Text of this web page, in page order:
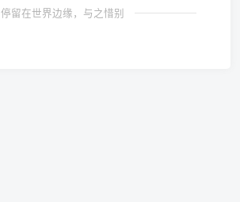
停留在世界边缘，与之惜别